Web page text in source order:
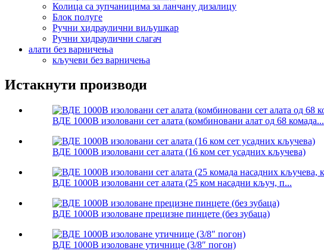
Колица са зупчаницима за ланчану дизалицу
Блок полуге
Ручни хидраулични виљушкар
Ручни хидраулични слагач
алати без варничења
кључеви без варничења
Истакнути производи
ВДЕ 1000В изоловани сет алата (комбиновани алат од 68 комада...
ВДЕ 1000В изоловани сет алата (16 ком сет усадних кључева)
ВДЕ 1000В изоловани сет алата (25 ком насадни кључ, п...
ВДЕ 1000В изоловане прецизне пинцете (без зубаца)
ВДЕ 1000В изоловане утичнице (3/8″ погон)